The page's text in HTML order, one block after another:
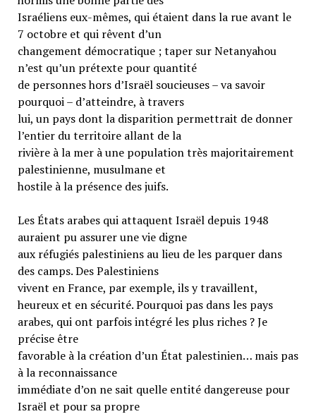
Israéliens eux-mêmes, qui étaient dans la rue avant le
7 octobre et qui rêvent d’un
changement démocratique ; taper sur Netanyahou
n’est qu’un prétexte pour quantité
de personnes hors d’Israël soucieuses – va savoir
pourquoi – d’atteindre, à travers
lui, un pays dont la disparition permettrait de donner
l’entier du territoire allant de la
rivière à la mer à une population très majoritairement
palestinienne, musulmane et
hostile à la présence des juifs.
Les États arabes qui attaquent Israël depuis 1948
auraient pu assurer une vie digne
aux réfugiés palestiniens au lieu de les parquer dans
des camps. Des Palestiniens
vivent en France, par exemple, ils y travaillent,
heureux et en sécurité. Pourquoi pas dans les pays
arabes, qui ont parfois intégré les plus riches ? Je
précise être
favorable à la création d’un État palestinien… mais pas
à la reconnaissance
immédiate d’on ne sait quelle entité dangereuse pour
Israël et pour sa propre